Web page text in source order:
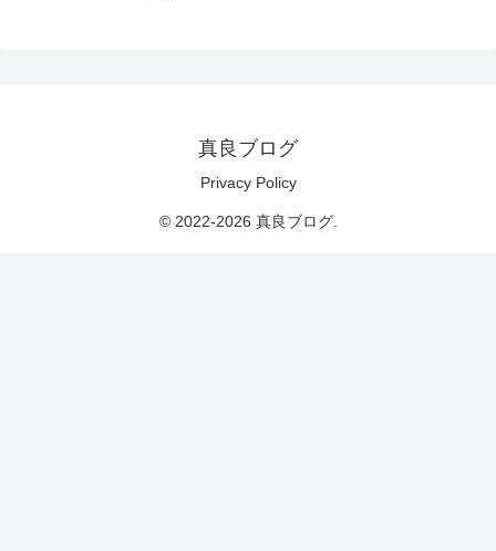
真良ブログ
Privacy Policy
© 2022-2026 真良ブログ.